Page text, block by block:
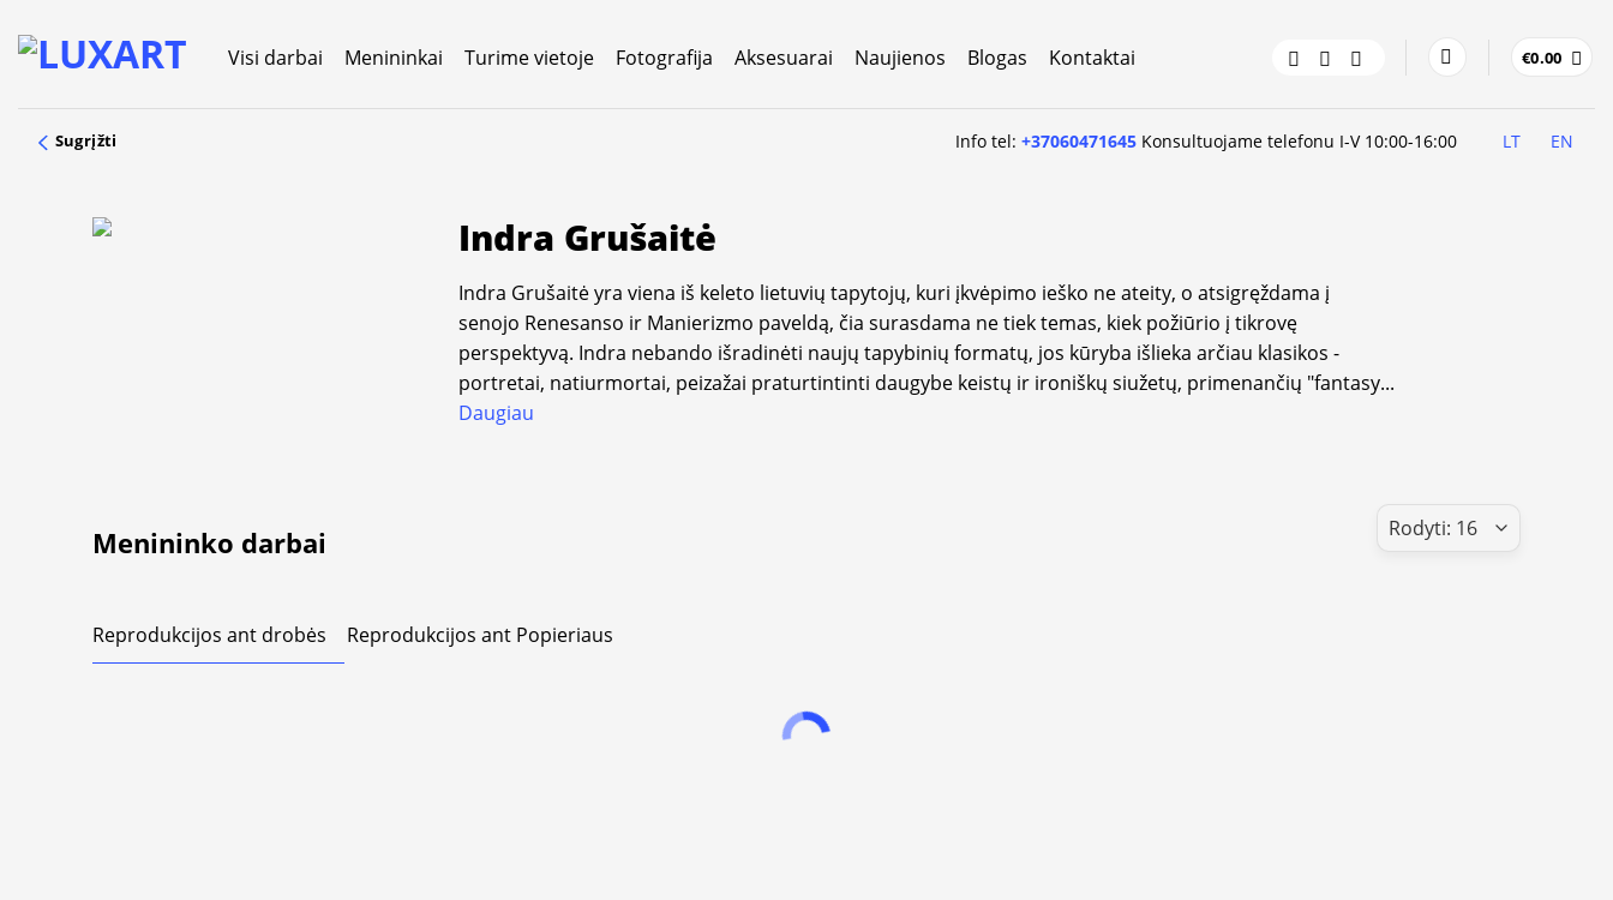
content
Visi darbai Menininkai Turime vietoje Fotografija Aksesuarai Naujienos Blogas Kontaktai €0.00
Sugrįžti Info tel:+37060471645 Konsultuojame telefonu I-V 10:00-16:00 LT EN
Indra Grušaitė
Indra Grušaitė yra viena iš keleto lietuvių tapytojų, kuri įkvėpimo ieško ne ateity, o atsigręždama į
senojo Renesanso ir Manierizmo paveldą, čia surasdama ne tiek temas, kiek požiūrio į tikrovę
perspektyvą. Indra nebando išradinėti naujų tapybinių formatų, jos kūryba išlieka arčiau klasikos -
portretai, natiurmortai, peizažai praturtintinti daugybe keistų ir ironiškų siužetų, primenančių "fantasy...
Daugiau
Menininko darbai
Reprodukcijos ant drobės Reprodukcijos ant Popieriaus